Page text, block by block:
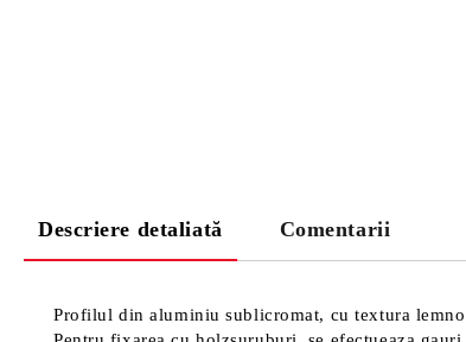
Descriere detaliată Comentarii
Profilul din aluminiu sublicromat, cu textura